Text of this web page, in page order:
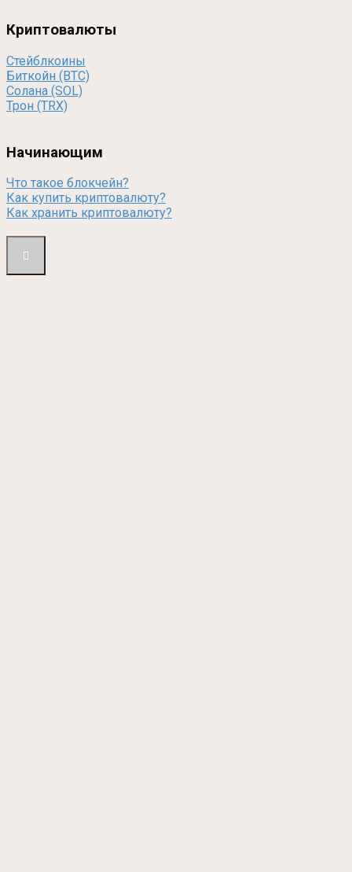
Криптовалюты
Стейблкоины
Биткойн (BTC)
Солана (SOL)
Трон (TRX)
Начинающим
Что такое блокчейн?
Как купить криптовалюту?
Как хранить криптовалюту?